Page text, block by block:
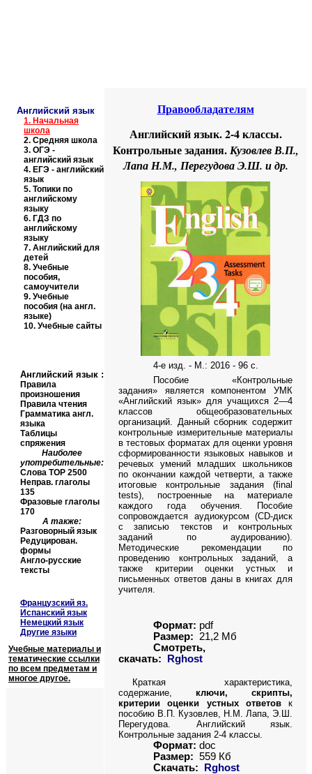
Английский язык
1. Начальная
школа
2. Средняя школа
3. ОГЭ -
английский язык
4. ЕГЭ - английский
язык
5. Топики по
английскому
языку
6. ГДЗ по
английскому
языку
7. Английский для
детей
8. Учебные
пособия,
самоучители
9. Учебные
пособия (на англ.
языке)
10. Учебные сайты
Правообладателям
Английский язык. 2-4 классы.
Контрольные задания.Кузовлев В.П.,
Лапа Н.М., Перегудова Э.Ш. и др.
4-е изд. - М.: 2016- 96 с.
Пособие «Контрольные
задания» является компонентом УМК
«Английский язык» для учащихся 2—4
классов общеобразовательных
организаций. Данный сборник содержит
контрольные измерительные материалы
в тестовых форматах для оценки уровня
сформированности языковых навыков и
речевых умений младших школьников
по окончании каждой четверти, а также
итоговые контрольные задания (final
tests), построенные на материале
каждого года обучения. Пособие
сопровождается аудиокурсом (CD-диск
с записью текстов и контрольных
заданий по аудированию).
Методические рекомендации по
проведению контрольных заданий, а
также критерии оценки устных и
письменных ответов даны в книгах для
учителя.
Формат: pdf
Размер:
21,2 Мб
Смотреть,
скачать:
Rghost
Краткая характеристика,
содержание, ключи, скрипты,
критерии оценки устных ответовк
пособию В.П. Кузовлев, Н.М. Лапа, Э.Ш.
Перегудова. Английский язык.
Контрольные задания 2-4 классы.
Формат: doc
Размер: 559 Кб
Скачать:
Rghost
Английский язык :
Правила
произношения
Правила чтения
Грамматика англ.
языка
Таблицы
спряжения
Наиболее
употребительные:
Слова TOP 2500
Неправ. глаголы
135
Фразовые глаголы
170
А также:
Разговорный язык
Редуцирован.
формы
Англо-русские
тексты
Французский яз.
Испанский язык
Немецкий язык
Другие языки
Учебные материалы и
тематические ссылки
по всем предметам и
многое другое.